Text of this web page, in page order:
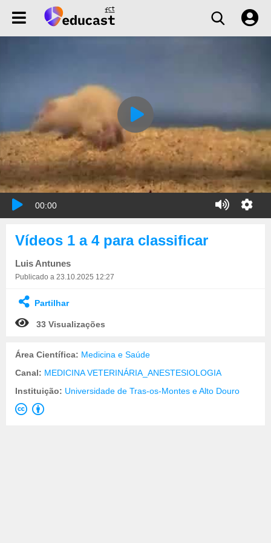
00:00
Vídeos 1 a 4 para classificar
Luis Antunes
Publicado a 23.10.2025 12:27
Partilhar
33 Visualizações
Área Científica: Medicina e Saúde
Canal: MEDICINA VETERINÁRIA_ANESTESIOLOGIA
Instituição: Universidade de Tras-os-Montes e Alto Douro